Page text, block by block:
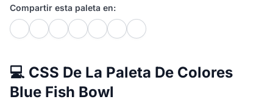
Compartir esta paleta en:
💻 CSS De La Paleta De Colores
Blue Fish Bowl